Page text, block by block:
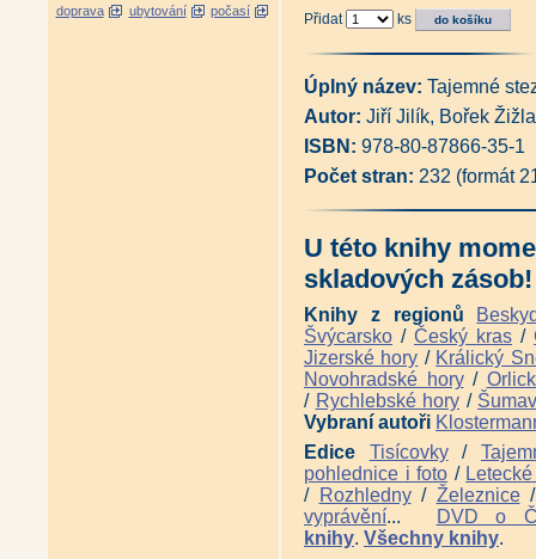
doprava ubytování počasí Přidat ks
Úplný název: Tajemné
Autor: Jiří Jilík, Bořek
ISBN: 978-80-87866-35-1
Počet stran: 232 (formát
U této knihy
skladových zásob!
Knihy z regionů
Švýcarsko / Český kras /
Jizerské hory / Králický
Novohradské hory/
/ Rychlebské hory /
Vybraní autoři
Edice Tisícovky/
pohlednice i foto /
/ Rozhledny/ Železnice
vyprávění...
DVD o
knihy. Všechny knihy.